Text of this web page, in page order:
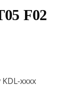
F02
xxxx